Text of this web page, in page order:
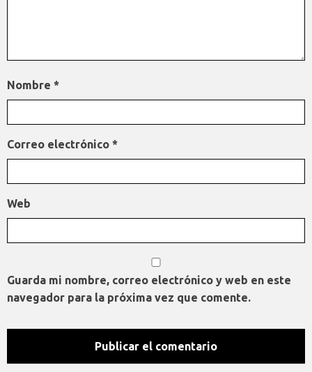
Nombre *
Correo electrónico *
Web
Guarda mi nombre, correo electrónico y web en este
navegador para la próxima vez que comente.